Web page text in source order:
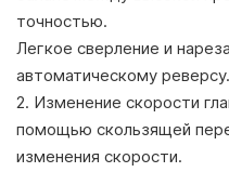
точностью.
Легкое сверление и
автоматическому реверсу.
2. Изменение скорости
помощью скользящей
изменения скорости.